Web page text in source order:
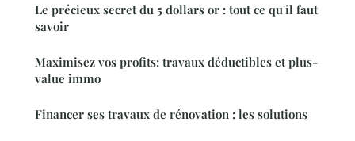
Le précieux secret du 5 dollars or : tout ce qu'il faut
savoir
Maximisez vos profits: travaux déductibles et plus-
value immo
Financer ses travaux de rénovation : les solutions